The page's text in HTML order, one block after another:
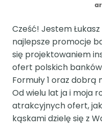
Cześć! Jestem
najlepsze promocje
się projektowaniem
ofert polskich
Formuły 1 oraz dobrą
Od wielu lat ja i moja
atrakcyjnych ofert,
kąskami dzielę się z